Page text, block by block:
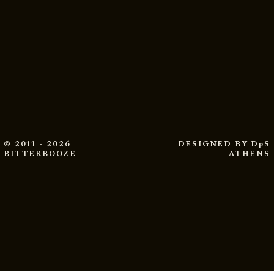
© 2011 - 2026
BITTERBOOZE
DESIGNED BY DpS
ATHENS